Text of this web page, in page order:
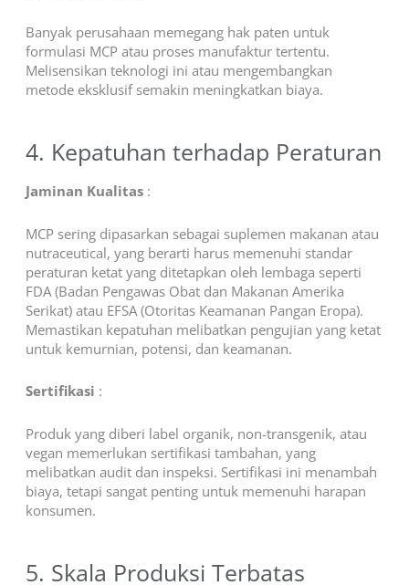
Banyak perusahaan memegang hak paten untuk
formulasi MCP atau proses manufaktur tertentu.
Melisensikan teknologi ini atau mengembangkan
metode eksklusif semakin meningkatkan biaya.
4. Kepatuhan terhadap Peraturan
Jaminan Kualitas :
MCP sering dipasarkan sebagai suplemen makanan atau
nutraceutical, yang berarti harus memenuhi standar
peraturan ketat yang ditetapkan oleh lembaga seperti
FDA (Badan Pengawas Obat dan Makanan Amerika
Serikat) atau EFSA (Otoritas Keamanan Pangan Eropa).
Memastikan kepatuhan melibatkan pengujian yang ketat
untuk kemurnian, potensi, dan keamanan.
Sertifikasi :
Produk yang diberi label organik, non-transgenik, atau
vegan memerlukan sertifikasi tambahan, yang
melibatkan audit dan inspeksi. Sertifikasi ini menambah
biaya, tetapi sangat penting untuk memenuhi harapan
konsumen.
5. Skala Produksi Terbatas